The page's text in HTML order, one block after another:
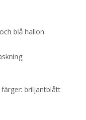
blå hallon
briljantblått